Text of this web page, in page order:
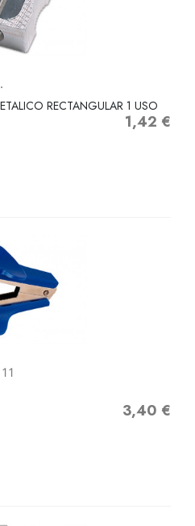
RECTANGULAR 1 USO
Precio
1,42 €
Precio
3,40 €